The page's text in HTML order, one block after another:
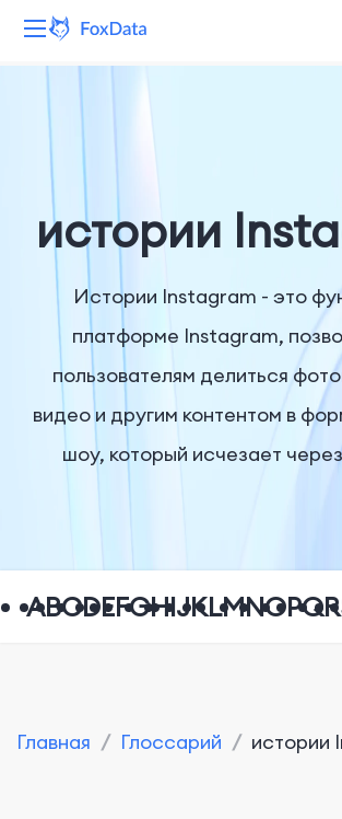
Решения
Ресурсы
Компания
истории
Истории Instagram - это
платформе Instagram,
пользователям делиться
видео и другим контентом в
шоу, который исчезает
ABCDEFGHIJKLMNOPQR
Главная / Глоссарий / истории